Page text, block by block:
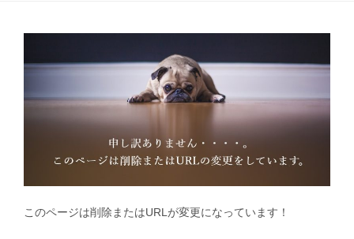
このページは削除またはURLが変更になっています！